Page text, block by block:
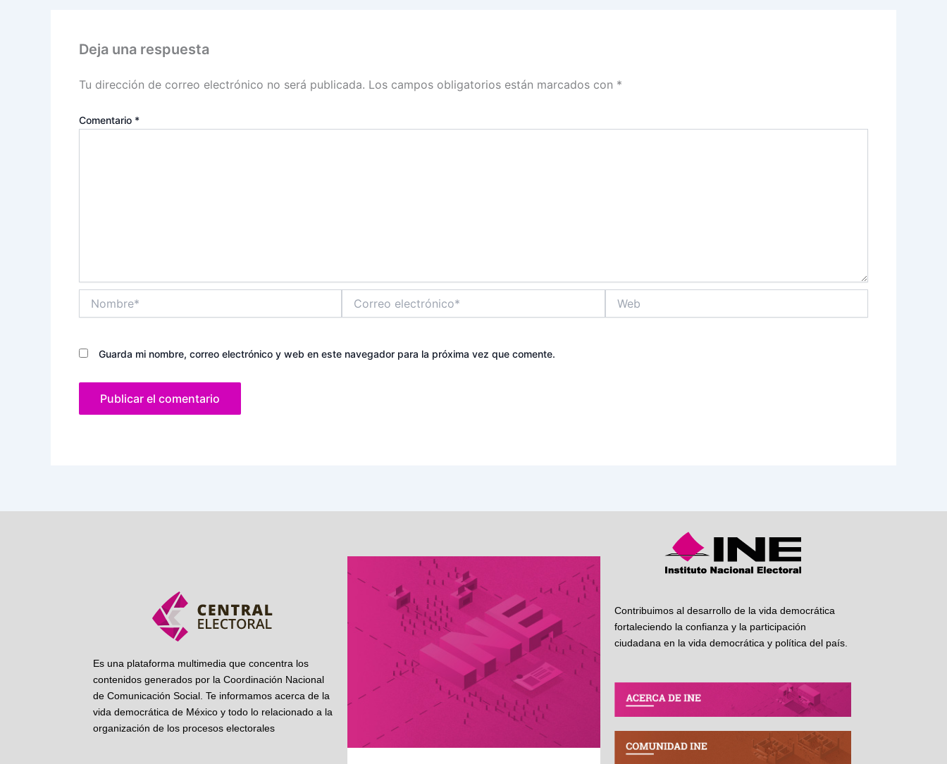
Deja una respuesta
Tu dirección de correo electrónico no será publicada. Los campos obligatorios están marcados con *
Comentario *
electrónico*
Guarda mi nombre, correo electrónico y web en este navegador para la próxima vez que comente.
Es una plataforma multimedia que concentra los
contenidos generados por la Coordinación Nacional
de Comunicación Social. Te informamos acerca de la
vida democrática de México y todo lo relacionado a la
organización de los procesos electorales
Contribuimos al desarrollo de la vida democrática
fortaleciendo la confianza y la participación
ciudadana en la vida democrática y política del país.